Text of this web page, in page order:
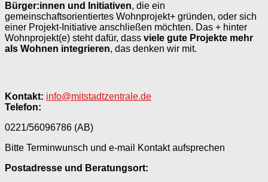
Bürger:innen und Initiativen, die ein
gemeinschaftsorientiertes Wohnprojekt+ gründen, oder sich
einer Projekt-Initiative anschließen möchten. Das + hinter
Wohnprojekt(e) steht dafür, dass viele gute Projekte mehr
als Wohnen integrieren, das denken wir mit.
Kontakt: info@mitstadtzentrale.de
Telefon:
0221/56096786 (AB)
Bitte Terminwunsch und e-mail Kontakt aufsprechen
Postadresse und Beratungsort: